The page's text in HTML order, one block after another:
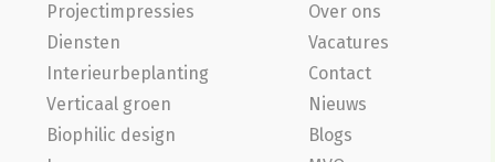
Projectimpressies
Diensten
Interieurbeplanting
Verticaal groen
Biophilic design
Over ons
Vacatures
Contact
Nieuws
Blogs